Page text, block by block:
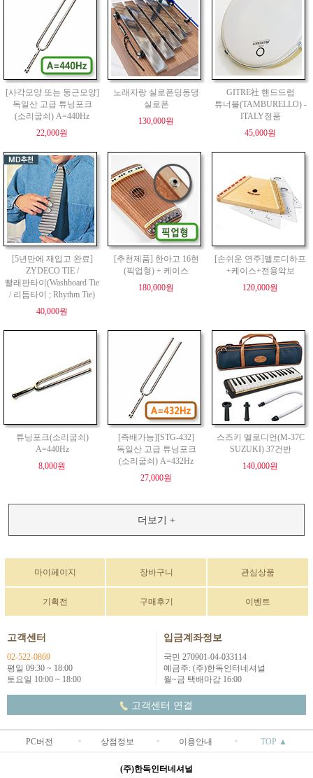
[사각모양 또는 둥근모양]
독일산 고급 튜닝포크
(소리굽쇠) A=440Hz
22,000원
노래자랑 실로폰딩동댕
실로폰
130,000원
GITRE社 핸드드럼
튜너블(TAMBURELLO) -
ITALY정품
45,000원
[5년만에 재입고 완료]
ZYDECO TIE /
빨래판타이(Washboard Tie
/ 리듬타이 ; Rhythm Tie)
40,000원
[추천제품] 한아고 16현
(픽업형) + 케이스
180,000원
[손쉬운 연주]멜로디하프
+케이스+전용악보
120,000원
튜닝포크(소리굽쇠)
A=440Hz
8,000원
[즉배가능][STG-432]
독일산 고급 튜닝포크
(소리굽쇠) A=432Hz
27,000원
스즈키 멜로디언(M-37C
SUZUKI) 37건반
140,000원
더보기 +
마이페이지 장바구니 관심상품
기획전 구매후기 이벤트
고객센터
02-522-0869
평일 09:30 ~ 18:00
토요일 10:00 ~ 18:00
입금계좌정보
국민 270901-04-033114
예금주: (주)한독인터네셔널
월~금 택배마감 16:00
고객센터 연결
PC버전 상점정보 이용안내 TOP ▲
(주)한독인터네셔널